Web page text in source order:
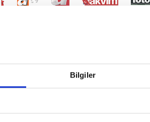
Bilgiler